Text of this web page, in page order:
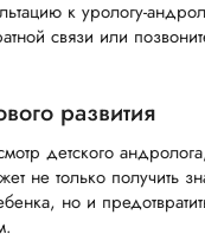
к урологу-
связи или
развития
детского
не только получить
но и